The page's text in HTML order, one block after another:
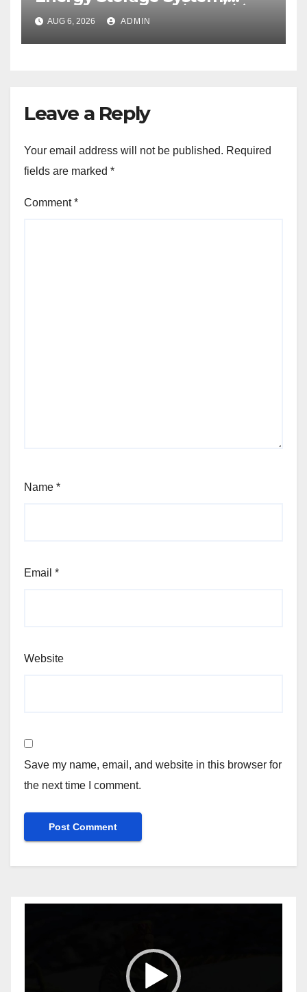
UJVNL लगाएगा 352 करोड़ का प्रोजेक्ट
AUG 6, 2026 ADMIN
Leave a Reply
Your email address will not be published. Required
fields are marked *
Comment*
Name *
Email *
Website
Save my name, email, and website in this browser for
the next time I comment.